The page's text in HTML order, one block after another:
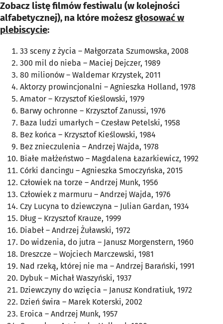
Zobacz listę filmów festiwalu (w kolejności
alfabetycznej), na które możeszgłosować w
plebiscycie:
33 sceny z życia – Małgorzata Szumowska, 2008
300 mil do nieba – Maciej Dejczer, 1989
80 milionów – Waldemar Krzystek, 2011
Aktorzy prowincjonalni – Agnieszka Holland, 1978
Amator – Krzysztof Kieślowski, 1979
Barwy ochronne – Krzysztof Zanussi, 1976
Baza ludzi umarłych – Czesław Petelski, 1958
Bez końca – Krzysztof Kieślowski, 1984
Bez znieczulenia – Andrzej Wajda, 1978
Białe małżeństwo – Magdalena Łazarkiewicz, 1992
Córki dancingu – Agnieszka Smoczyńska, 2015
Człowiek na torze – Andrzej Munk, 1956
Człowiek z marmuru – Andrzej Wajda, 1976
Czy Lucyna to dziewczyna – Julian Gardan, 1934
Dług – Krzysztof Krauze, 1999
Diabeł – Andrzej Żuławski, 1972
Do widzenia, do jutra – Janusz Morgenstern, 1960
Dreszcze – Wojciech Marczewski, 1981
Nad rzeką, której nie ma – Andrzej Barański, 1991
Dybuk – Michał Waszyński, 1937
Dziewczyny do wzięcia – Janusz Kondratiuk, 1972
Dzień świra – Marek Koterski, 2002
Eroica – Andrzej Munk, 1957